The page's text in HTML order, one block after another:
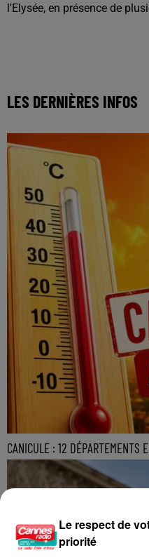
l'Elysée, en présence de
LES DERNIÈRES INFOS
CANICULE : 12 DÉPARTEMENTS
Le respect de
priorité